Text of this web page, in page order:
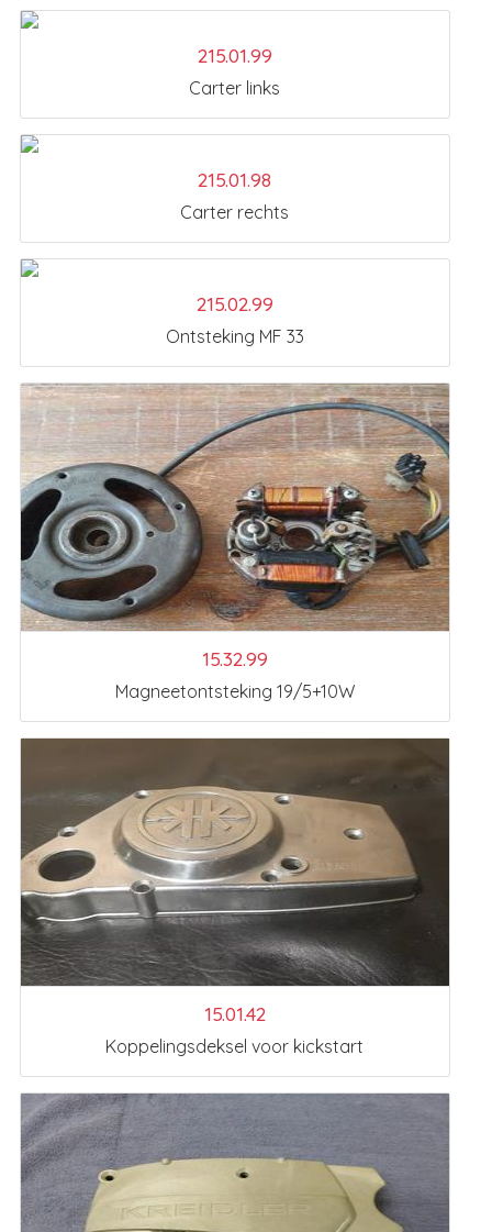
215.01.99
Carter links
215.01.98
Carter rechts
215.02.99
Ontsteking MF 33
15.32.99
Magneetontsteking 19/5+10W
15.01.42
Koppelingsdeksel voor kickstart